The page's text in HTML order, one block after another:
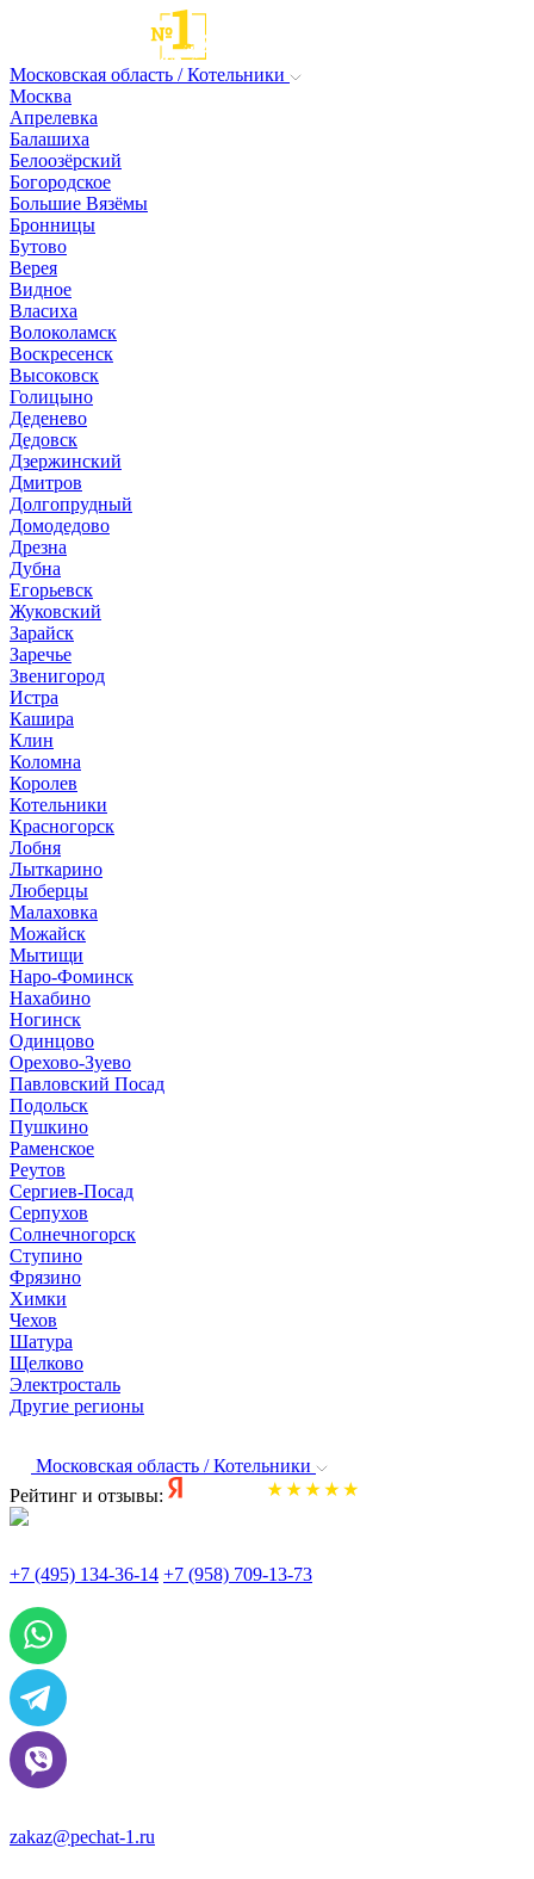
Московская область / Котельники
Москва
Апрелевка
Балашиха
Белоозёрский
Богородское
Большие Вязёмы
Бронницы
Бутово
Верея
Видное
Власиха
Волоколамск
Воскресенск
Высоковск
Голицыно
Деденево
Дедовск
Дзержинский
Дмитров
Долгопрудный
Домодедово
Дрезна
Дубна
Егорьевск
Жуковский
Зарайск
Заречье
Звенигород
Истра
Кашира
Клин
Коломна
Королев
Котельники
Красногорск
Лобня
Лыткарино
Люберцы
Малаховка
Можайск
Мытищи
Наро-Фоминск
Нахабино
Ногинск
Одинцово
Орехово-Зуево
Павловский Посад
Подольск
Пушкино
Раменское
Реутов
Сергиев-Посад
Серпухов
Солнечногорск
Ступино
Фрязино
Химки
Чехов
Шатура
Щелково
Электросталь
Другие регионы
Московская область / Котельники
Рейтинг и отзывы:
+7 (495) 134-36-14 +7 (958) 709-13-73
zakaz@pechat-1.ru